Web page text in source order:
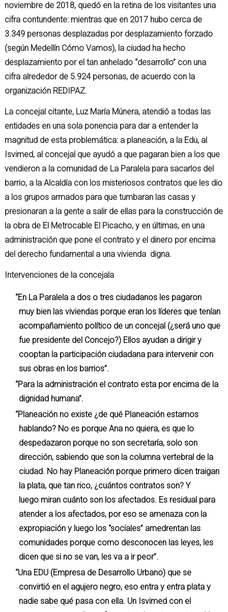
noviembre de 2018, quedó en la retina de los visitantes una
cifra contundente: mientras que en 2017 hubo cerca de
3.349 personas desplazadas por desplazamiento forzado
(según Medellín Cómo Vamos), la ciudad ha hecho
desplazamiento por el tan anhelado “desarrollo” con una
cifra alrededor de 5.924 personas, de acuerdo con la
organización REDIPAZ.
La concejal citante, Luz María Múnera, atendió a todas las
entidades en una sola ponencia para dar a entender la
magnitud de esta problemática: a planeación, a la Edu, al
Isvimed, al concejal que ayudó a que pagaran bien a los que
vendieron a la comunidad de La Paralela para sacarlos del
barrio, a la Alcaldía con los misteriosos contratos que les dio
a los grupos armados para que tumbaran las casas y
presionaran a la gente a salir de ellas para la construcción de
la obra de El Metrocable El Picacho, y en últimas, en una
administración que pone el contrato y el dinero por encima
del derecho fundamental a una vivienda digna.
Intervenciones de la concejala
“En La Paralela a dos o tres ciudadanos les pagaron
muy bien las viviendas porque eran los líderes que tenían
acompañamiento político de un concejal (¿será uno que
fue presidente del Concejo?) Ellos ayudan a dirigir y
cooptan la participación ciudadana para intervenir con
sus obras en los barrios”.
“Para la administración el contrato esta por encima de la
dignidad humana”.
“Planeación no existe ¿de qué Planeación estamos
hablando? No es porque Ana no quiera, es que lo
despedazaron porque no son secretaría, solo son
dirección, sabiendo que son la columna vertebral de la
ciudad. No hay Planeación porque primero dicen traigan
la plata, que tan rico, ¿cuántos contratos son? Y
luego miran cuánto son los afectados. Es residual para
atender a los afectados, por eso se amenaza con la
expropiación y luego los “sociales” amedrentan las
comunidades porque como desconocen las leyes, les
dicen que si no se van, les va a ir peor”.
“Una EDU (Empresa de Desarrollo Urbano) que se
convirtió en el agujero negro, eso entra y entra plata y
nadie sabe qué pasa con ella. Un Isvimed con el